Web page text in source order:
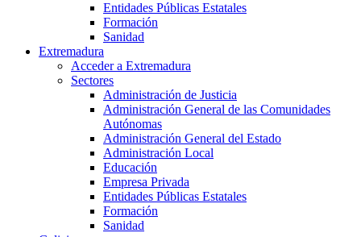
Entidades Públicas Estatales
Formación
Sanidad
Extremadura
Acceder a Extremadura
Sectores
Administración de Justicia
Administración General de las Comunidades
Autónomas
Administración General del Estado
Administración Local
Educación
Empresa Privada
Entidades Públicas Estatales
Formación
Sanidad